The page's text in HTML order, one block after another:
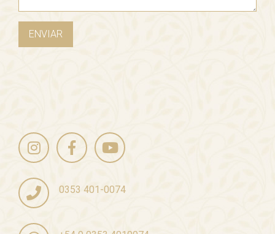
ENVIAR
0353 401-0074